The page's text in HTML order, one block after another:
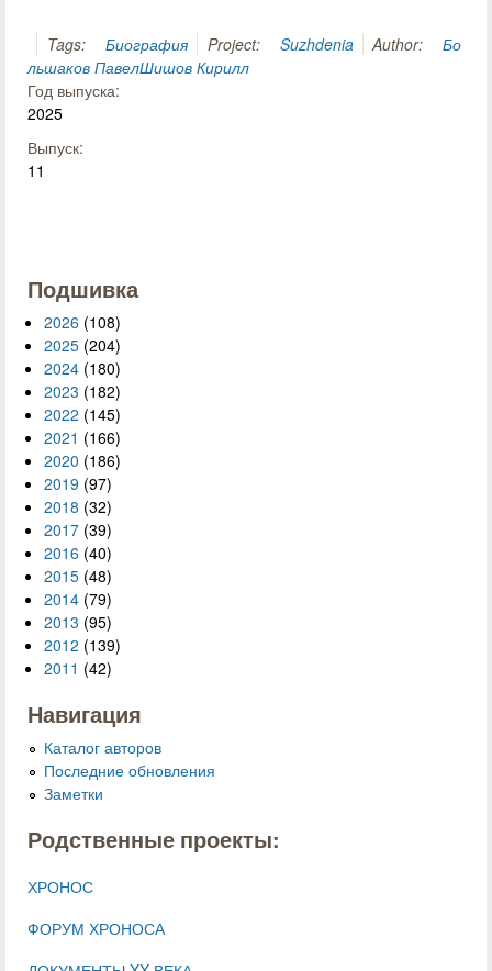
Tags: Биография Project: Suzhdenia Author:
Бо
льшаков ПавелШишов Кирилл
Год выпуска:
2025
Выпуск:
11
Подшивка
2026 (108)
2025 (204)
2024 (180)
2023 (182)
2022 (145)
2021 (166)
2020 (186)
2019 (97)
2018 (32)
2017 (39)
2016 (40)
2015 (48)
2014 (79)
2013 (95)
2012 (139)
2011 (42)
Навигация
Каталог авторов
Последние обновления
Заметки
Родственные проекты:
ХРОНОС
ФОРУМ ХРОНОСА